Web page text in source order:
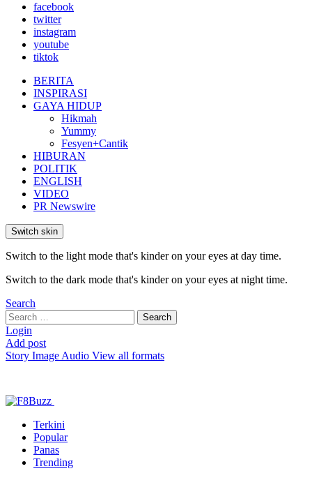
facebook
twitter
instagram
youtube
tiktok
BERITA
INSPIRASI
GAYA HIDUP
Hikmah
Yummy
Fesyen+Cantik
HIBURAN
POLITIK
ENGLISH
VIDEO
PR Newswire
Switch skin
Switch to the light mode that's kinder on your eyes at day time.
Switch to the dark mode that's kinder on your eyes at night time.
Search
Search
for:
Search
Login
Add post
Story Image Audio View all formats
Terkini
Popular
Panas
Trending